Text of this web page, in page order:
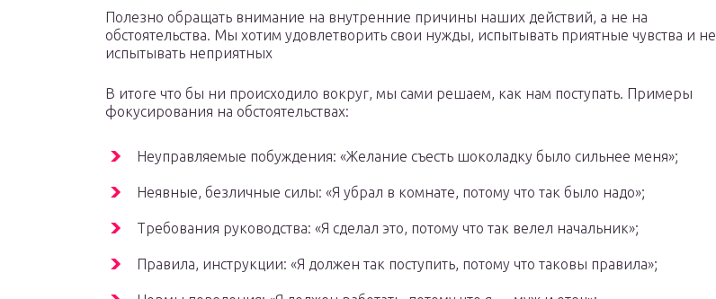
Полезно обращать внимание на внутренние причины наших действий, а не на
обстоятельства. Мы хотим удовлетворить свои нужды, испытывать приятные чувства и не
испытывать неприятных
В итоге что бы ни происходило вокруг, мы сами решаем, как нам поступать. Примеры
фокусирования на обстоятельствах:
Неуправляемые побуждения: «Желание съесть шоколадку было сильнее меня»;
Неявные, безличные силы: «Я убрал в комнате, потому что так было надо»;
Требования руководства: «Я сделал это, потому что так велел начальник»;
Правила, инструкции: «Я должен так поступить, потому что таковы правила»;